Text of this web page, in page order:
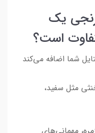
یک
است؟
شما اضافه می‌کند
مثل سفید،